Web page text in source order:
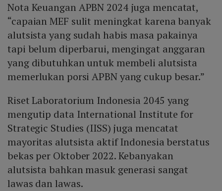
Nota Keuangan APBN 2024 juga mencatat,
“capaian MEF sulit meningkat karena banyak
alutsista yang sudah habis masa pakainya
tapi belum diperbarui, mengingat anggaran
yang dibutuhkan untuk membeli alutsista
memerlukan porsi APBN yang cukup besar.”
Riset Laboratorium Indonesia 2045 yang
mengutip data International Institute for
Strategic Studies (IISS) juga mencatat
mayoritas alutsista aktif Indonesia berstatus
bekas per Oktober 2022. Kebanyakan
alutsista bahkan masuk generasi sangat
lawas dan lawas.